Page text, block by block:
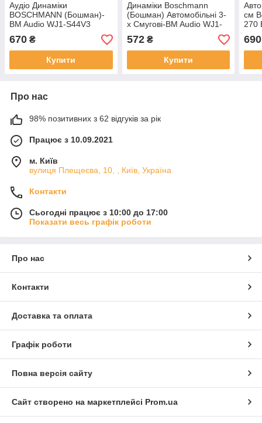
Аудіо Динаміки
BOSCHMANN (Бошман)-
BM Audio WJ1-S44V3
(270W) Акустика 10 см
670 ₴
Купити
Динаміки Boschmann
(Бошман) Автомобільні 3-
х Смугові-BM Audio WJ1-
S55V3 (300W) Акустика 13
(см)
572₴
Купити
см
270
690
Про нас
98% позитивних з 62 відгуків за рік
Працює з 10.09.2021
м. Київ
вулиця Плещеєва, 10, , Київ, Україна
Контакти
Сьогодні працює з 10:00 до 17:00
Показати весь графік роботи
Про нас
Контакти
Доставка та оплата
Графік роботи
Повна версія сайту
Сайт створено на маркетплейсі Prom.ua